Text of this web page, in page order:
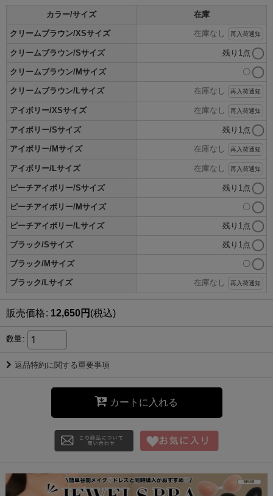
カラー/サイズ 在庫
クリームブラウン/XSサイズ 在庫なし 再入荷通知
クリームブラウン/Sサイズ 残り1点
クリームブラウン/Mサイズ 〇
クリームブラウン/Lサイズ 在庫なし 再入荷通知
アイボリー/XSサイズ 在庫なし 再入荷通知
アイボリー/Sサイズ 残り1点
アイボリー/Mサイズ 在庫なし 再入荷通知
アイボリー/Lサイズ 在庫なし 再入荷通知
ピーチアイボリー/Sサイズ 残り1点
ピーチアイボリー/Mサイズ 〇
ピーチアイボリー/Lサイズ 残り1点
ブラック/Sサイズ 残り1点
ブラック/Mサイズ 〇
ブラック/Lサイズ 在庫なし 再入荷通知
販売価格: 12,650円 (税込)
数量:
返品特約に関する重要事項
カートに入れる